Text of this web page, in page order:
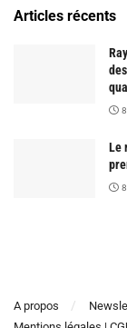
Articles récents
Le
A propos